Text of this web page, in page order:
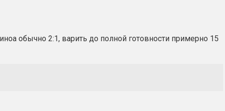
обычно 2:1, варить до полной готовности примерно 15